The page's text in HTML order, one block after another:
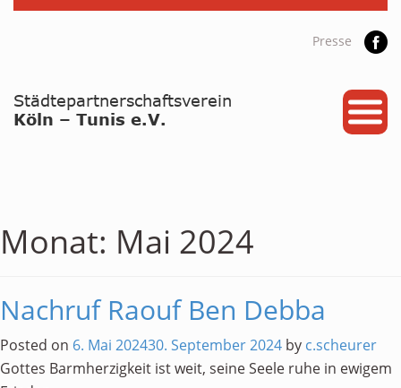
Presse
Monat: Mai 2024
Nachruf Raouf Ben Debba
Posted on 6. Mai 202430. September 2024 by c.scheurer
Gottes Barmherzigkeit ist weit, seine Seele ruhe in ewigem
PARTNERSTADT
Archiv
KALENDER
PLANUNG 2026